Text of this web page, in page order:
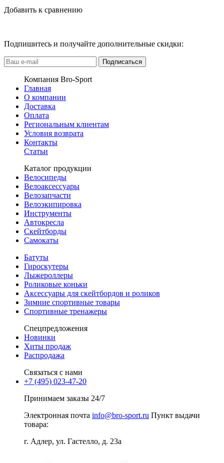
Добавить к сравнению
Подпишитесь и получайте дополнительные скидки:
Подписаться
Компания Bro-Sport
Главная
О компании
Доставка
Оплата
Региональным клиентам
Условия возврата
Контакты
Статьи
Каталог продукции
Велосипеды
Велоаксессуары
Велозапчасти
Велоэкипировка
Инструменты
Автокресла
Скейтборды
Самокаты
Батуты
Гироскутеры
Лыжероллеры
Роликовые коньки
Аксессуары для скейтбордов и роликов
Зимние спортивные товары
Спортивные тренажеры
Спецпредложения
Новинки
Хиты продаж
Распродажа
Связаться с нами
+7 (495) 023-47-20
Принимаем заказы 24/7
Электронная почта info@bro-sport.ru Пункт выдачи
товара:
г. Адлер, ул. Гастелло, д. 23а